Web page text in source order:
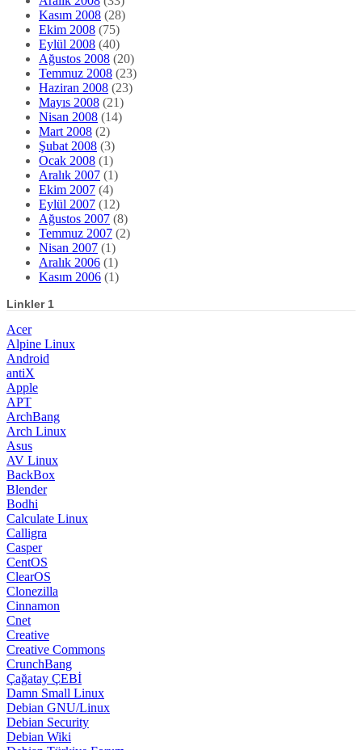
Kasım 2008 (28)
Ekim 2008 (75)
Eylül 2008 (40)
Ağustos 2008 (20)
Temmuz 2008 (23)
Haziran 2008 (23)
Mayıs 2008 (21)
Nisan 2008 (14)
Mart 2008 (2)
Şubat 2008 (3)
Ocak 2008 (1)
Aralık 2007 (1)
Ekim 2007 (4)
Eylül 2007 (12)
Ağustos 2007 (8)
Temmuz 2007 (2)
Nisan 2007 (1)
Aralık 2006 (1)
Kasım 2006 (1)
Linkler 1
Acer
Alpine Linux
Android
antiX
Apple
APT
ArchBang
Arch Linux
Asus
AV Linux
BackBox
Blender
Bodhi
Calculate Linux
Calligra
Casper
CentOS
ClearOS
Clonezilla
Cinnamon
Cnet
Creative
Creative Commons
CrunchBang
Çağatay ÇEBİ
Damn Small Linux
Debian GNU/Linux
Debian Security
Debian Wiki